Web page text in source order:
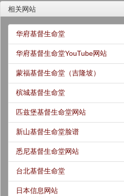
相关网站
华府基督生命堂
华府基督生命堂YouTube网站
蒙福基督生命堂（吉隆坡）
槟城基督生命堂
匹兹堡基督生命堂网站
新山基督生命堂脸谱
悉尼基督生命堂网站
台北基督生命堂
日本信息网站